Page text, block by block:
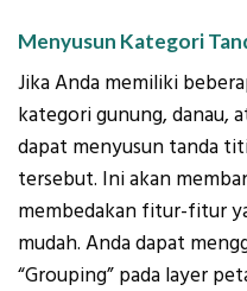
Menyusun Kategori
Jika Anda memiliki
kategori gunung, danau,
dapat menyusun tanda
tersebut. Ini akan
membedakan fitur-fitur
mudah. Anda dapat
“Grouping” pada layer